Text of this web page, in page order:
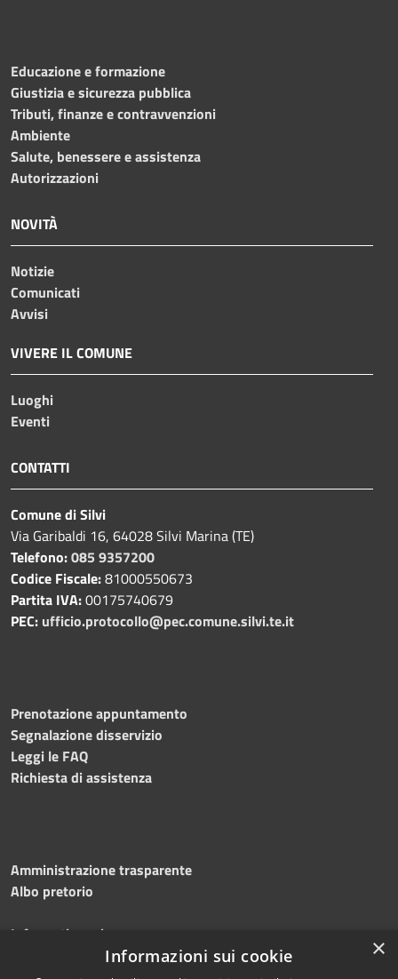
Educazione e formazione
Giustizia e sicurezza pubblica
Tributi, finanze e contravvenzioni
Ambiente
Salute, benessere e assistenza
Autorizzazioni
NOVITÀ
Notizie
Comunicati
Avvisi
VIVERE IL COMUNE
Luoghi
Eventi
CONTATTI
Comune di Silvi
Via Garibaldi 16, 64028 Silvi Marina (TE)
Telefono:085 9357200
Codice Fiscale:81000550673
Partita IVA:00175740679
PEC: ufficio.protocollo@pec.comune.silvi.te.it
Prenotazione appuntamento
Segnalazione disservizio
Leggi le FAQ
Richiesta di assistenza
Amministrazione trasparente
Albo pretorio
Informativa privacy
×
Informazioni sui cookie